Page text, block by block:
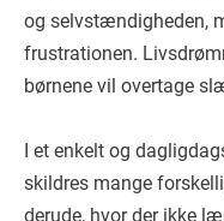
og selvstændigheden,
frustrationen.
børnene vil overtage
I et enkelt og
skildres mange
derude, hvor der ikke